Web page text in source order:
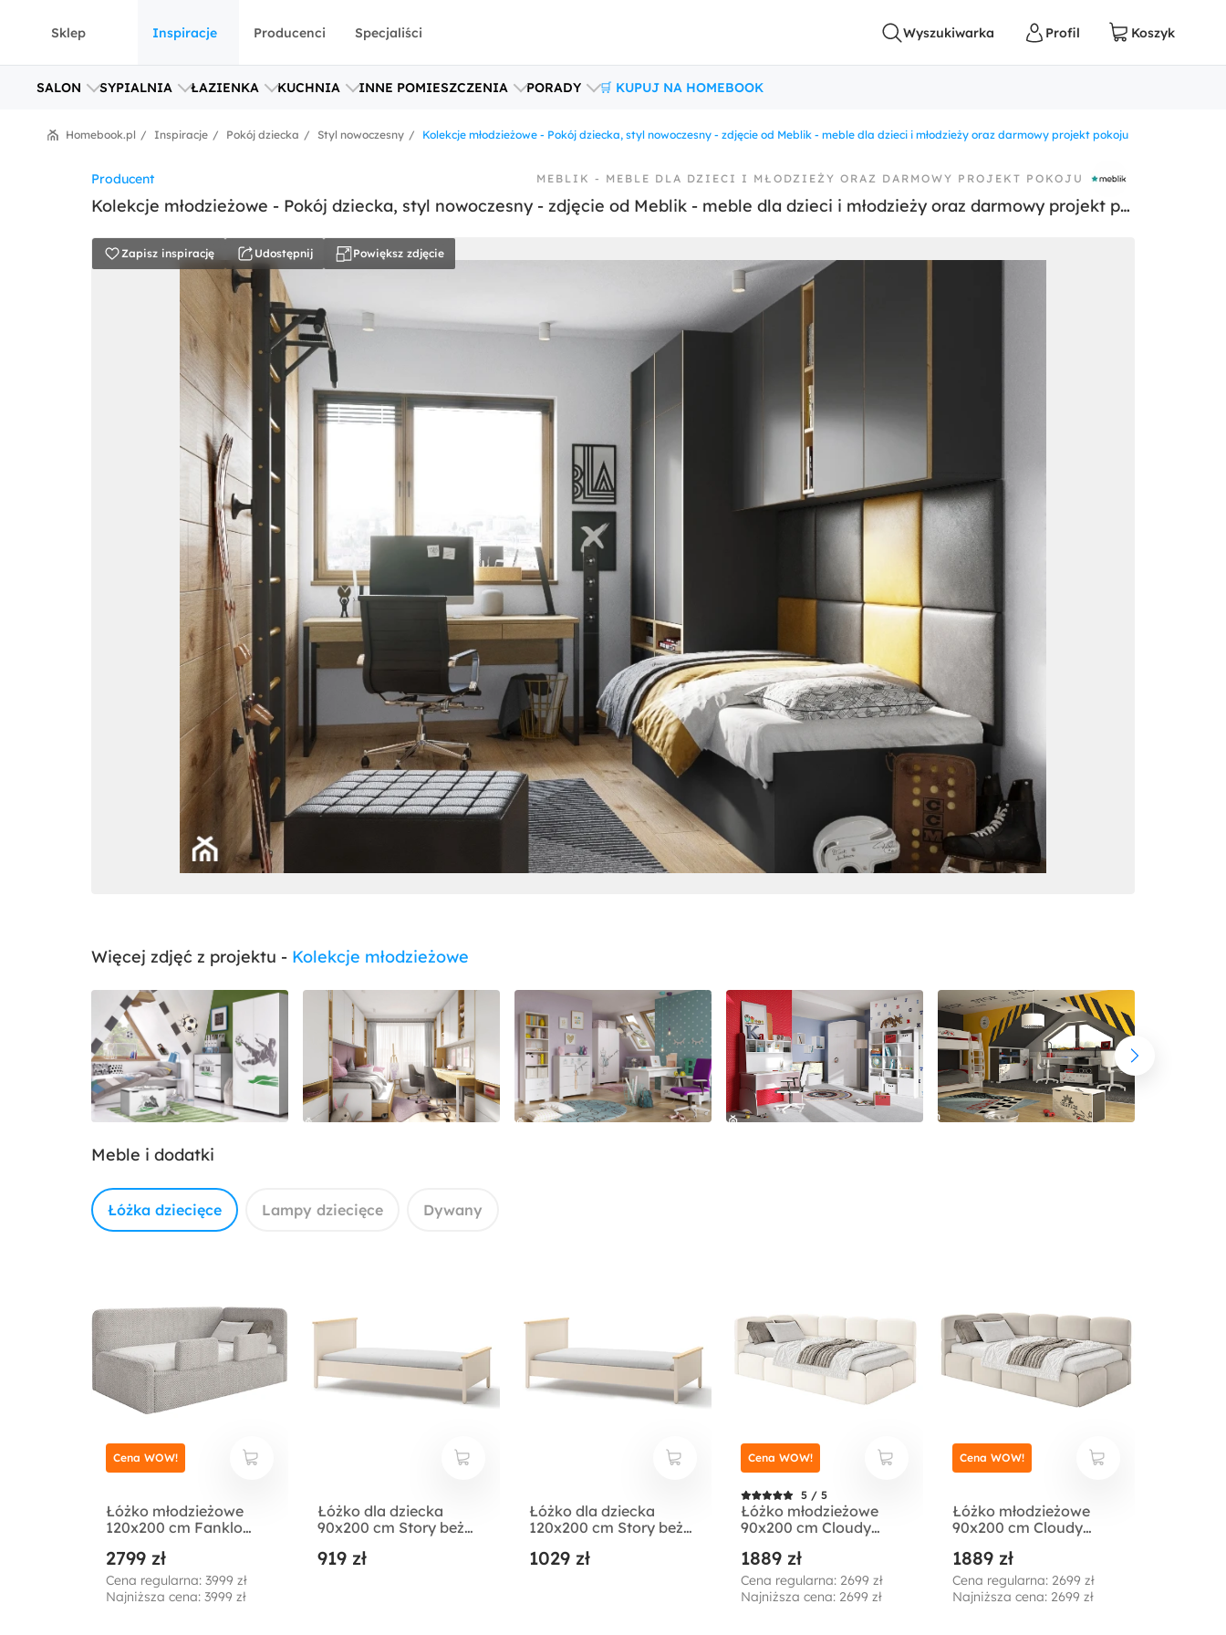
Sklep Inspiracje
SALON SYPIALNIA ŁAZIENKA KUCHNIA INNE POMIESZCZENIA PORADY 🛒 KUPUJ NA HOMEBOOK
Producenci Specjaliści
Kolekcje młodzieżowe - Pokój dziecka, styl nowoczesny - zdjęcie od Meblik - meble dla dzieci i młodzieży oraz darmowy projekt pokoju
Styl nowoczesny
Pokój dziecka
Inspiracje
Homebook.pl
MEBLIK - MEBLE DLA DZIECI I MŁODZIEŻY ORAZ DARMOWY PROJEKT POKOJU
Producent
Kolekcje młodzieżowe - Pokój dziecka, styl nowoczesny - zdjęcie od Meblik - meble dla dzieci i młodzieży oraz darmowy projekt pokoju
Zapisz inspirację Udostępnij Powiększ zdjęcie
Więcej zdjęć z projektu - Kolekcje młodzieżowe
Meble i dodatki
Łóżka dziecięce Lampy dziecięce Dywany
Łóżko młodzieżowe
120x200 cm Fanklo
materacem
pojemnikiem i
barierkami
szarobeżowe plusz
2799 zł
Cena regularna: 3999 zł
Najniższa cena: 3999 zł
Cena WOW!
Łóżko dla dziecka
90x200 cm Story beż
bielona
919 zł
Łóżko dla dziecka
120x200 cm Story beż
bielona
1029 zł
5 / 5
Łóżko młodzieżowe
90x200 cm Cloudy
pojemnikiem kremowe
welur hydrofobowy
łatwoczyszczący
1889 zł
Cena regularna: 2699 zł
Najniższa cena: 2699 zł
Cena WOW!
Łóżko młodzieżowe
90x200 cm Cloudy
pojemnikiem
jasnobeżowe welur
hydrofobowy
łatwoczyszczący
1889 zł
Cena regularna: 2699 zł
Najniższa cena: 2699 zł
Cena WOW!